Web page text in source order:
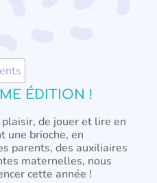
ÉDITION !
plaisir, de jouer et lire en
une brioche, en
parents, des auxiliaires
maternelles, nous
cette année !